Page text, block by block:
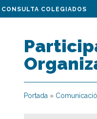
CONSULTA COLEGIADOS
Portada »